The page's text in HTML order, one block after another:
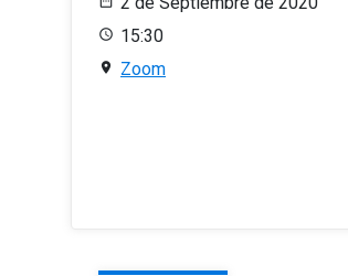
15:30
Zoom